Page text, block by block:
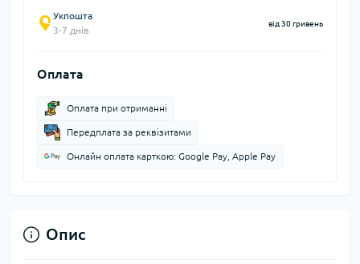
Укпошта
3-7 днів
від 30 гривень
Оплата
Оплата при отриманні
Передплата за реквізитами
Онлайн оплата карткою: Google Pay, Apple Pay
Опис